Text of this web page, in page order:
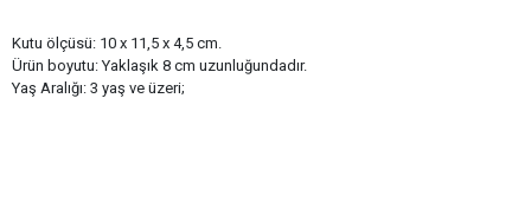
Kutu ölçüsü: 10 x 11,5 x 4,5 cm.
Ürün boyutu: Yaklaşık 8 cm uzunluğundadır.
Yaş Aralığı: 3 yaş ve üzeri;